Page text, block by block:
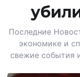
Последние
экономике и
свежие события